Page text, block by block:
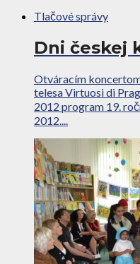
Tlačové správy
Dni českej
Otváracím
telesa Virtuosi di
2012 program 19.
2012....